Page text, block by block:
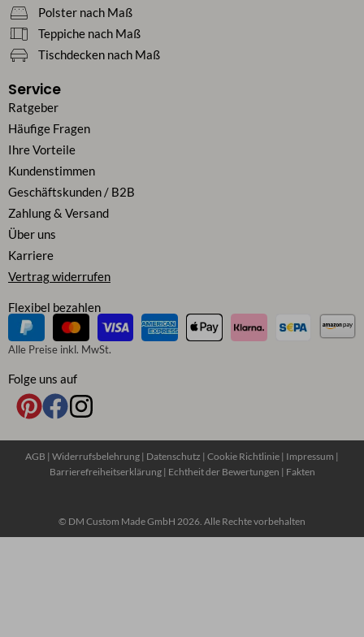
Polster nach Maß
Teppiche nach Maß
Tischdecken nach Maß
Service
Ratgeber
Häufige Fragen
Ihre Vorteile
Kundenstimmen
Geschäftskunden / B2B
Zahlung & Versand
Über uns
Karriere
Vertrag widerrufen
Flexibel bezahlen
Alle Preise inkl. MwSt.
Folge uns auf
© DM Custom Made GmbH 2026. Alle Rechte vorbehalten
AGB | Widerrufsbelehrung | Datenschutz | Cookie Richtlinie | Impressum |
Barrierefreiheitserklärung| Echtheit der Bewertungen | Fakten